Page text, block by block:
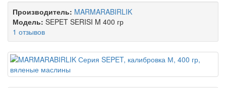
Производитель: MARMARABIRLIK
Модель: SEPET SERISI M 400 гр
1 отзывов